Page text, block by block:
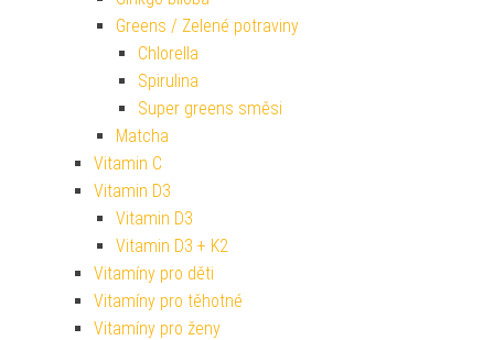
Greens / Zelené potraviny
Chlorella
Spirulina
Super greens směsi
Matcha
Vitamin C
Vitamin D3
Vitamin D3
Vitamin D3 + K2
Vitamíny pro děti
Vitamíny pro těhotné
Vitamíny pro ženy